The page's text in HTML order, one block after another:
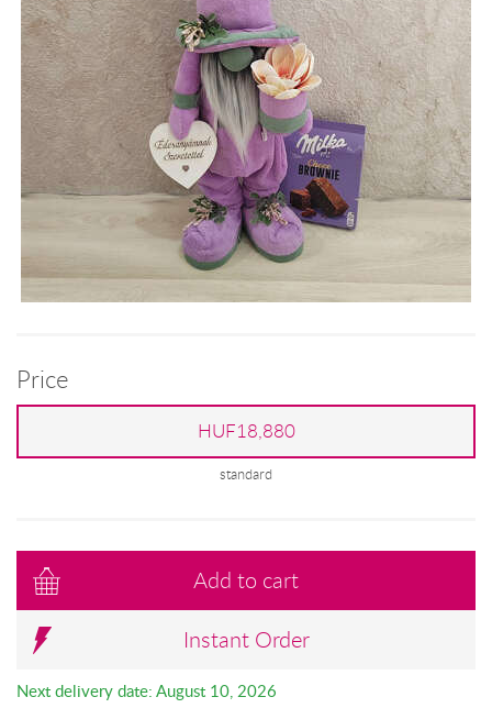
Price
HUF18,880
standard
Add to cart
Instant Order
Next delivery date: August 10, 2026